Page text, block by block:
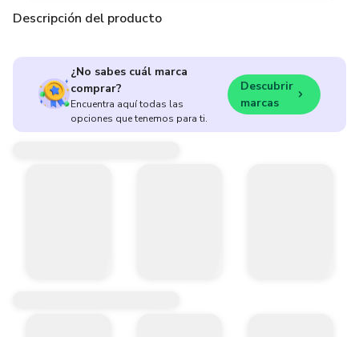
Descripción del producto
¿No sabes cuál marca
comprar?
Encuentra aquí todas las
opciones que tenemos para ti.
Descubrir
marcas